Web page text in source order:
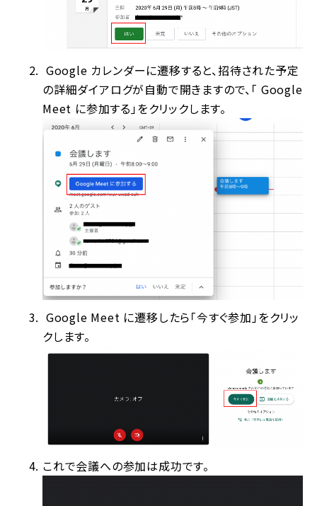
Google カレンダーに遷移すると、招待された予定
の詳細ダイアログが自動で開きますので、「 Google
Meet に参加する」をクリックします。
Google Meet に遷移したら「今すぐ参加」をクリッ
クします。
これで会議への参加は成功です。